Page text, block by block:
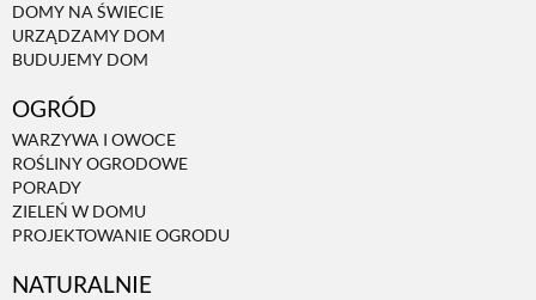
DOMY NA ŚWIECIE
URZĄDZAMY DOM
BUDUJEMY DOM
OGRÓD
WARZYWA I OWOCE
ROŚLINY OGRODOWE
PORADY
ZIELEŃ W DOMU
PROJEKTOWANIE OGRODU
NATURALNIE
EKO ŻYCIE